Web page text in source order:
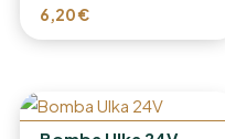
6,20€